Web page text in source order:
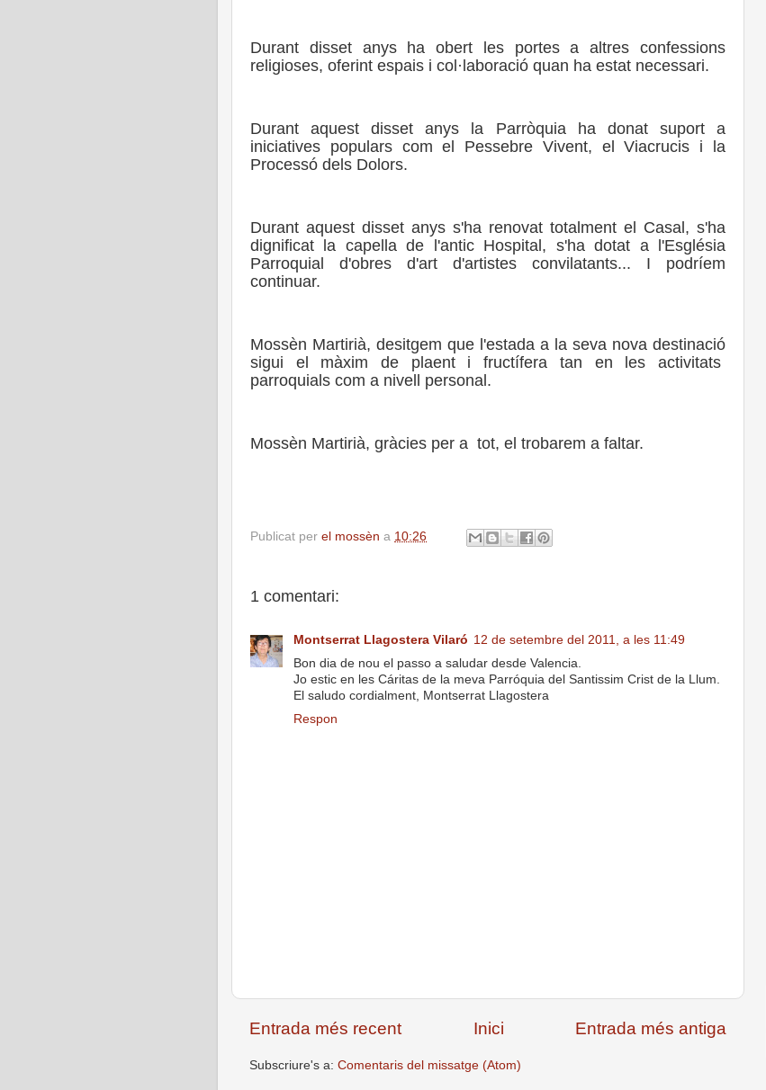
Durant disset anys ha obert les portes a altres confessions
religioses, oferint espais i col·laboració quan ha estat necessari.
Durant aquest disset anys la Parròquia ha donat suport a
iniciatives populars com el Pessebre Vivent, el Viacrucis i la
Processó dels Dolors.
Durant aquest disset anys s'ha renovat totalment el Casal, s'ha
dignificat la capella de l'antic Hospital, s'ha dotat a l'Església
Parroquial d'obres d'art d'artistes convilatants... I podríem
continuar.
Mossèn Martirià, desitgem que l'estada a la seva nova destinació
sigui el màxim de plaent i fructífera tan en les activitats
parroquials com a nivell personal.
Mossèn Martirià, gràcies per a tot, el trobarem a faltar.
Publicat per el mossèn a 10:26
1 comentari:
Montserrat Llagostera Vilaró 12 de setembre del 2011, a les 11:49
Bon dia de nou el passo a saludar desde Valencia.
Jo estic en les Cáritas de la meva Parróquia del Santissim Crist de la Llum.
El saludo cordialment, Montserrat Llagostera
Respon
Entrada més recent Entrada més antiga
Inici
Subscriure's a: Comentaris del missatge (Atom)